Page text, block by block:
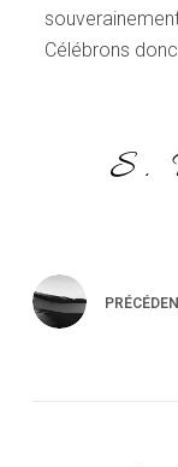
Célébrons
S.